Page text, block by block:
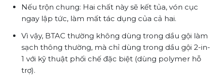
Nếu trộn chung: Hai chất này sẽ kết tủa, vón cục
ngay lập tức, làm mất tác dụng của cả hai.
Vì vậy, BTAC thường không dùng trong dầu gội làm
sạch thông thường, mà chỉ dùng trong dầu gội 2-in-
1 với kỹ thuật phối chế đặc biệt (dùng polymer hỗ
trợ).